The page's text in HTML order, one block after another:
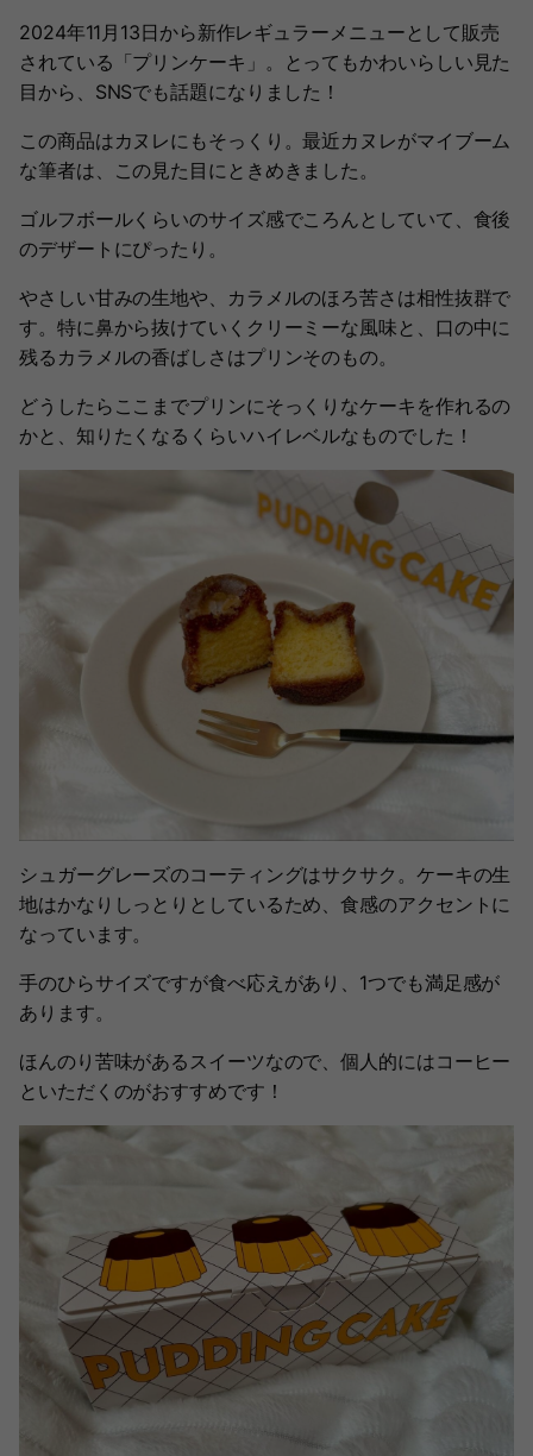
2024年11月13日から新作レギュラーメニューとして販売
されている「プリンケーキ」。とってもかわいらしい見た
目から、SNSでも話題になりました！
この商品はカヌレにもそっくり。最近カヌレがマイブーム
な筆者は、この見た目にときめきました。
ゴルフボールくらいのサイズ感でころんとしていて、食後
のデザートにぴったり。
やさしい甘みの生地や、カラメルのほろ苦さは相性抜群で
す。特に鼻から抜けていくクリーミーな風味と、口の中に
残るカラメルの香ばしさはプリンそのもの。
どうしたらここまでプリンにそっくりなケーキを作れるの
かと、知りたくなるくらいハイレベルなものでした！
シュガーグレーズのコーティングはサクサク。ケーキの生
地はかなりしっとりとしているため、食感のアクセントに
なっています。
手のひらサイズですが食べ応えがあり、1つでも満足感が
あります。
ほんのり苦味があるスイーツなので、個人的にはコーヒー
といただくのがおすすめです！